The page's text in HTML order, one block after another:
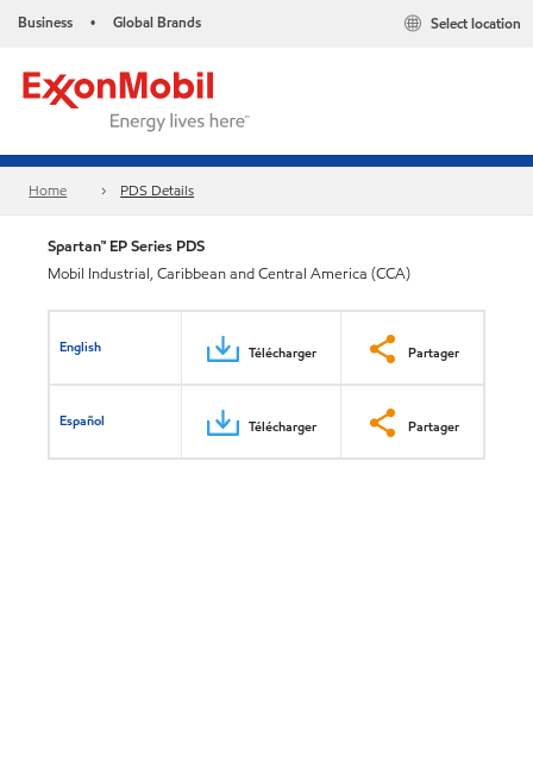
Business • Global Brands Select location
Home PDS Details
Spartan™ EP Series PDS
Mobil Industrial, Caribbean and Central America (CCA)
English Télécharger Partager
Español Télécharger Partager